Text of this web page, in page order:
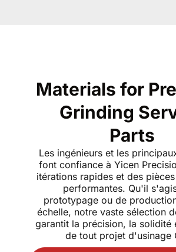
Materials for
Grinding
Parts
Les ingénieurs et les
font confiance à Yicen
itérations rapides et des
performantes. Qu'il
prototypage ou de
échelle, notre vaste sélection
garantit la précision, la solidité
de tout projet d'usinage